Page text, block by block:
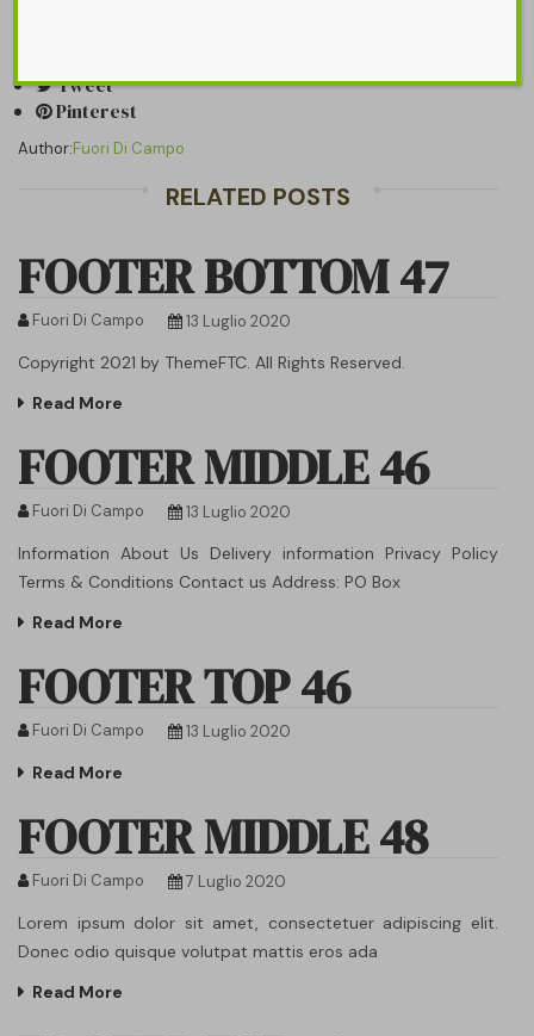
Tweet
Pinterest
Author:Fuori Di Campo
RELATED POSTS
FOOTER BOTTOM 47
Fuori Di Campo 13 Luglio 2020
Copyright 2021 by ThemeFTC. All Rights Reserved.
Read More
FOOTER MIDDLE 46
Fuori Di Campo 13 Luglio 2020
Information About Us Delivery information Privacy Policy
Terms & Conditions Contact us Address: PO Box
Read More
FOOTER TOP 46
Fuori Di Campo 13 Luglio 2020
Read More
FOOTER MIDDLE 48
Fuori Di Campo 7 Luglio 2020
Lorem ipsum dolor sit amet, consectetuer adipiscing elit.
Donec odio quisque volutpat mattis eros ada
Read More